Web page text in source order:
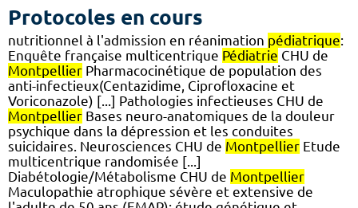
Protocoles en cours
nutritionnel à l'admission en réanimation pédiatrique:
Enquête française multicentrique Pédiatrie CHU de
Montpellier Pharmacocinétique de population des
anti-infectieux(Centazidime, Ciprofloxacine et
Voriconazole) [...] Pathologies infectieuses CHU de
Montpellier Bases neuro-anatomiques de la douleur
psychique dans la dépression et les conduites
suicidaires. Neurosciences CHU de Montpellier Etude
multicentrique randomisée [...]
Diabétologie/Métabolisme CHU de Montpellier
Maculopathie atrophique sévère et extensive de